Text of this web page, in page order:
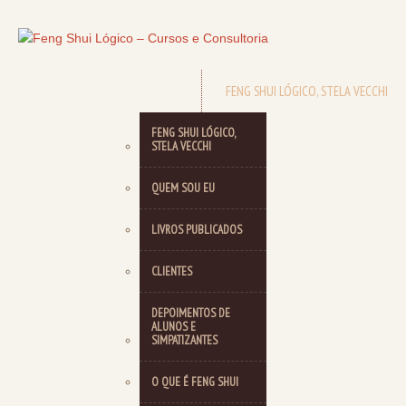
FENG SHUI LÓGICO, STELA VECCHI
FENG SHUI LÓGICO,
STELA VECCHI
QUEM SOU EU
LIVROS PUBLICADOS
CLIENTES
DEPOIMENTOS DE
ALUNOS E
SIMPATIZANTES
O QUE É FENG SHUI